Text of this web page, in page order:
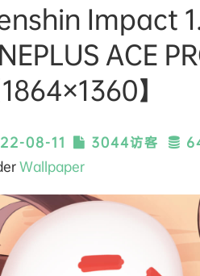
Impact
ACE
1864×1360】
08-11 3044访客
Wallpaper